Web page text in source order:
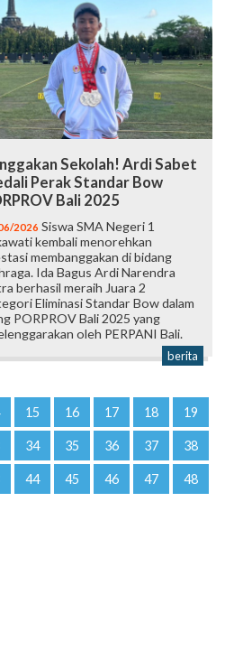
Sekolah! Ardi Sabet
Perak Standar Bow
Bali 2025
2026 Siswa SMA Negeri 1
kembali menorehkan
membanggakan di bidang
Ida Bagus Ardi Narendra
berhasil meraih Juara 2
Eliminasi Standar Bow dalam
PORPROV Bali 2025 yang
oleh PERPANI Bali.
berita
15 16 17 18 19
34 35 36 37 38
44 45 46 47 48